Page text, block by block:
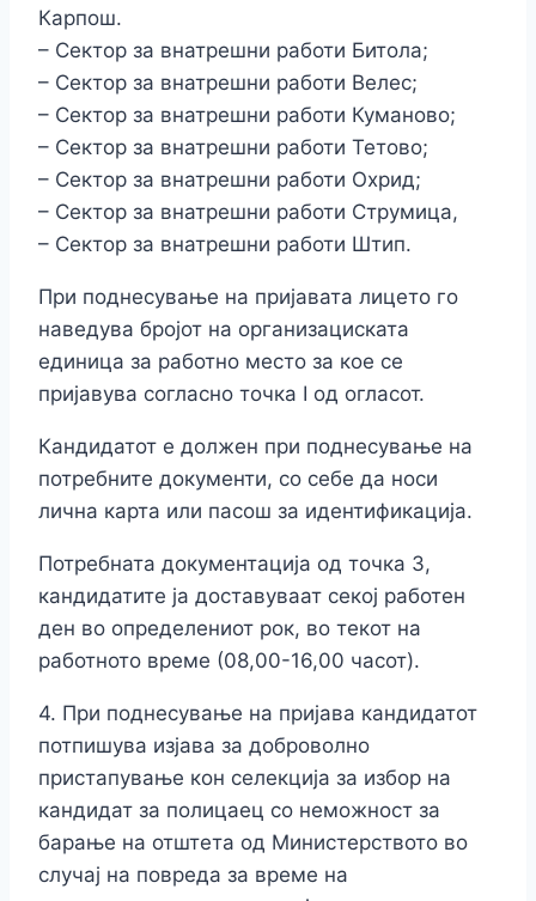
Карпош.
– Сектор за внатрешни работи Битола;
– Сектор за внатрешни работи Велес;
– Сектор за внатрешни работи Куманово;
– Сектор за внатрешни работи Тетово;
– Сектор за внатрешни работи Охрид;
– Сектор за внатрешни работи Струмица,
– Сектор за внатрешни работи Штип.
При поднесување на пријавата лицето го
наведува бројот на организациската
единица за работно место за кое се
пријавува согласно точка I од огласот.
Кандидатот е должен при поднесување на
потребните документи, со себе да носи
лична карта или пасош за идентификација.
Потребната документација од точка 3,
кандидатите ја доставуваат секој работен
ден во определениот рок, во текот на
работното време (08,00-16,00 часот).
4. При поднесување на пријава кандидатот
потпишува изјава за доброволно
пристапување кон селекција за избор на
кандидат за полицаец со неможност за
барање на отштета од Министерството во
случај на повреда за време на